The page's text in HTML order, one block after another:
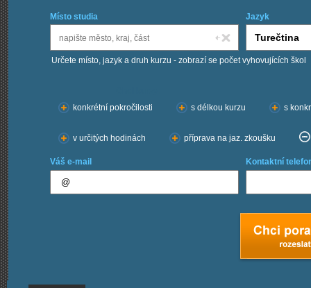
Místo studia Jazyk
Určete místo, jazyk a druh kurzu - zobrazí se počet vyhovujících škol
konkrétní pokročilosti
s délkou kurzu s
v určitých hodinách příprava na jaz. zkoušku
Váš e-mail Kontaktní